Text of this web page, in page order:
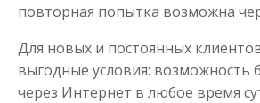
повторная попытка возможна
Для новых и постоянных
выгодные условия: возможность
через Интернет в любое время